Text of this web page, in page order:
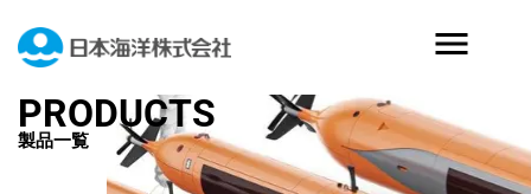
PRODUCTS
製品一覧